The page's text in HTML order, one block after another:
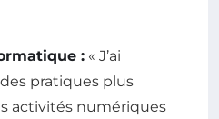
: « J’ai
pratiques plus
activités numériques